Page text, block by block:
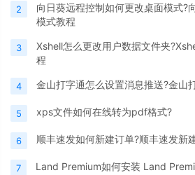
2
向日葵远程控制如何更改桌面模式?
模式教程
3
Xshell怎么更改用户数据文件夹
程
4 金山打字通怎么设置消息推送?金山
5 xps文件如何在线转为pdf格式?
6 顺丰速发如何新建订单?顺丰速发新
7 Land Premium如何安装 Land